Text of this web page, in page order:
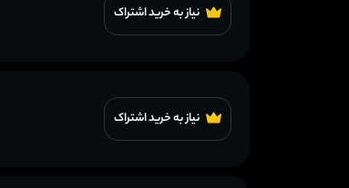
نیاز به خرید اشتراک
نیاز به خرید اشتراک